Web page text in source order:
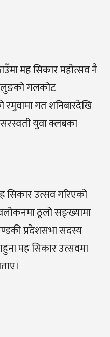
मह सिकार महोत्सव नै
गलकोट
रमुवामा गत शनिबारदेखि
युवा क्लबका
सिकार उत्सव गरिएको
ठूलो सङ्ख्यामा
प्रदेशसभा सदस्य
मह सिकार उत्सवमा